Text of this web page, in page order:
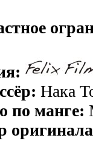
Нака
по манге: